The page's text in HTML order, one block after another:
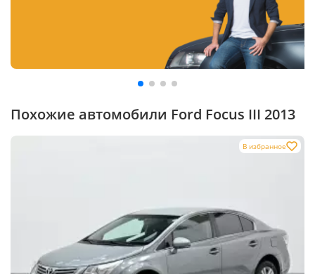
Похожие автомобили Ford Focus III 2013
В избранное